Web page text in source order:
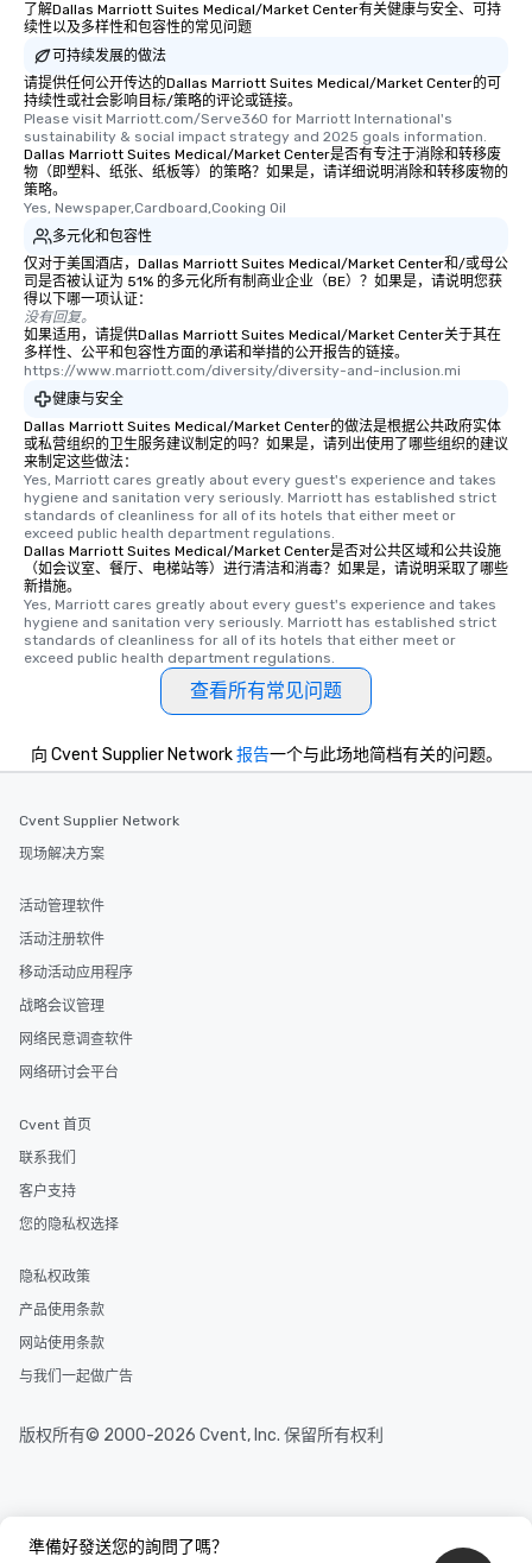
了解Dallas Marriott Suites Medical/Market Center有关健康与安全、可持
续性以及多样性和包容性的常见问题
可持续发展的做法
请提供任何公开传达的Dallas Marriott Suites Medical/Market Center的可
持续性或社会影响目标/策略的评论或链接。
Please visit Marriott.com/Serve360 for Marriott International's
sustainability & social impact strategy and 2025 goals information.
Dallas Marriott Suites Medical/Market Center是否有专注于消除和转移废
物（即塑料、纸张、纸板等）的策略？如果是，请详细说明消除和转移废物的
策略。
Yes, Newspaper,Cardboard,Cooking Oil
多元化和包容性
仅对于美国酒店，Dallas Marriott Suites Medical/Market Center和/或母公
司是否被认证为 51% 的多元化所有制商业企业（BE）？如果是，请说明您获
得以下哪一项认证：
没有回复。
如果适用，请提供Dallas Marriott Suites Medical/Market Center关于其在
多样性、公平和包容性方面的承诺和举措的公开报告的链接。
https://www.marriott.com/diversity/diversity-and-inclusion.mi
健康与安全
Dallas Marriott Suites Medical/Market Center的做法是根据公共政府实体
或私营组织的卫生服务建议制定的吗？如果是，请列出使用了哪些组织的建议
来制定这些做法：
Yes, Marriott cares greatly about every guest's experience and takes
hygiene and sanitation very seriously. Marriott has established strict
standards of cleanliness for all of its hotels that either meet or
exceed public health department regulations.
Dallas Marriott Suites Medical/Market Center是否对公共区域和公共设施
（如会议室、餐厅、电梯站等）进行清洁和消毒？如果是，请说明采取了哪些
新措施。
Yes, Marriott cares greatly about every guest's experience and takes
hygiene and sanitation very seriously. Marriott has established strict
standards of cleanliness for all of its hotels that either meet or
exceed public health department regulations.
查看所有常见问题
準備好發送您的詢問了嗎？
向 Cvent Supplier Network报告一个与此场地简档有关的问题。
Cvent Supplier Network
现场解决方案
活动管理软件
活动注册软件
移动活动应用程序
战略会议管理
网络民意调查软件
网络研讨会平台
Cvent 首页
联系我们
客户支持
您的隐私权选择
隐私权政策
产品使用条款
网站使用条款
与我们一起做广告
版权所有© 2000-2026 Cvent, Inc. 保留所有权利